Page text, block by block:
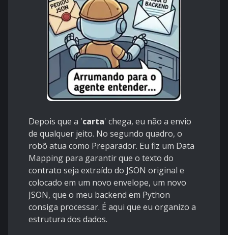
Depois que a 'carta' chega, eu não a envio
de qualquer jeito. No segundo quadro, o
robô atua como Preparador. Eu fiz um Data
Mapping para garantir que o texto do
contrato seja extraído do JSON original e
colocado em um novo envelope, um novo
JSON, que o meu backend em Python
consiga processar. É aqui que eu organizo a
estrutura dos dados.